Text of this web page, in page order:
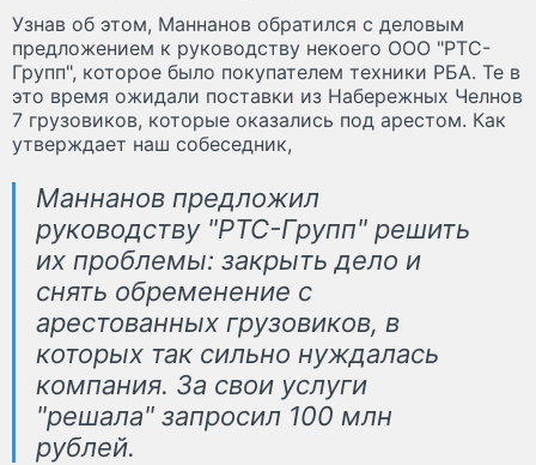
Узнав об этом, Маннанов обратился с деловым
предложением к руководству некоего ООО "РТС-
Групп", которое было покупателем техники РБА. Те в
это время ожидали поставки из Набережных Челнов
7 грузовиков, которые оказались под арестом. Как
утверждает наш собеседник,
Маннанов предложил
руководству "РТС-Групп" решить
их проблемы: закрыть дело и
снять обременение с
арестованных грузовиков, в
которых так сильно нуждалась
компания. За свои услуги
"решала" запросил 100 млн
рублей.